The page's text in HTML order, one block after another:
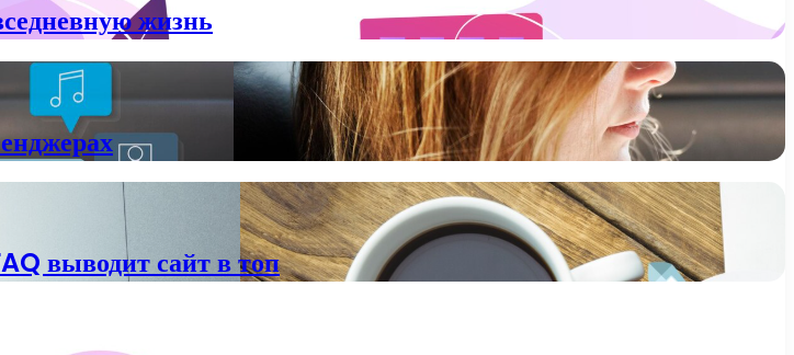
жизнь
выводит сайт в топ